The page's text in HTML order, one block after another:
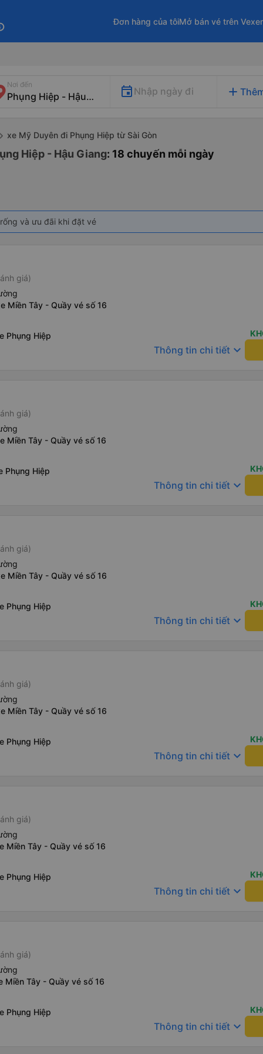
Đơn hàng của tôiMở bán vé trên
Nơi đến
Nhập ngày đi add
xe Mỹ Duyên đi Phụng Hiệp từ Sài Gòn
Hiệp - Hậu Giang: 18 chuyến mỗi ngày
và ưu đãi khi đặt vé
giá)
Miền Tây - Quầy vé số 16
Phụng Hiệp
Thông tin chi tiết keyboard_arrow_down
giá)
Miền Tây - Quầy vé số 16
Phụng Hiệp
Thông tin chi tiết keyboard_arrow_down
giá)
Miền Tây - Quầy vé số 16
Phụng Hiệp
Thông tin chi tiết keyboard_arrow_down
giá)
Miền Tây - Quầy vé số 16
Phụng Hiệp
Thông tin chi tiết keyboard_arrow_down
giá)
Miền Tây - Quầy vé số 16
Phụng Hiệp
Thông tin chi tiết keyboard_arrow_down
giá)
Miền Tây - Quầy vé số 16
Phụng Hiệp
Thông tin chi tiết keyboard_arrow_down